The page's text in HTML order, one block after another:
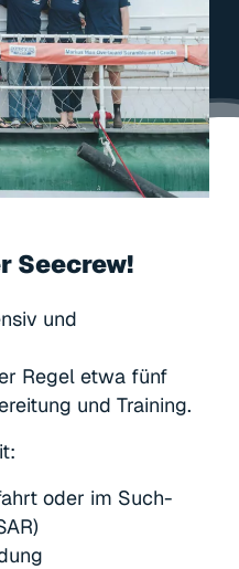
Seecrew!
und
Regel etwa fünf
und Training.
oder im Such-